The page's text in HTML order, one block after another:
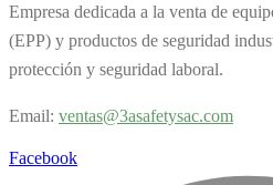
Empresa dedicada a la venta de
(EPP) y productos de seguridad
protección y seguridad laboral.
Email: ventas@3asafetysac.com
Facebook